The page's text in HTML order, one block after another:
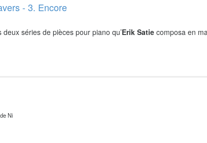
- 3. Encore
séries de pièces pour piano qu’Erik Satie composa en
Ni